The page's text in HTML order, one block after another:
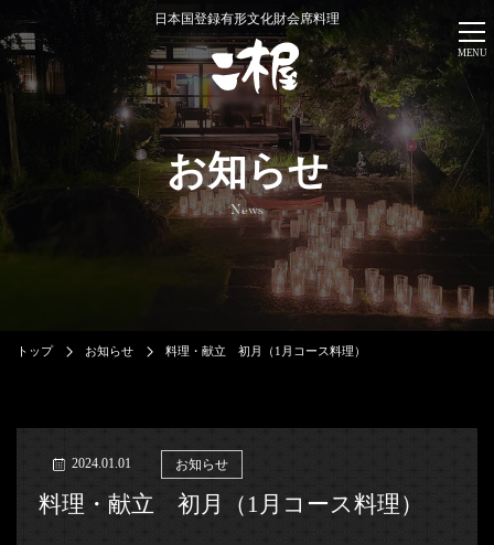
MENU
日本国登録有形文化財会席料理
お知らせ
News
トップ お知らせ 料理・献立 初月（1月コース料理）
2024.01.01 お知らせ
料理・献立 初月（1月コース料理）